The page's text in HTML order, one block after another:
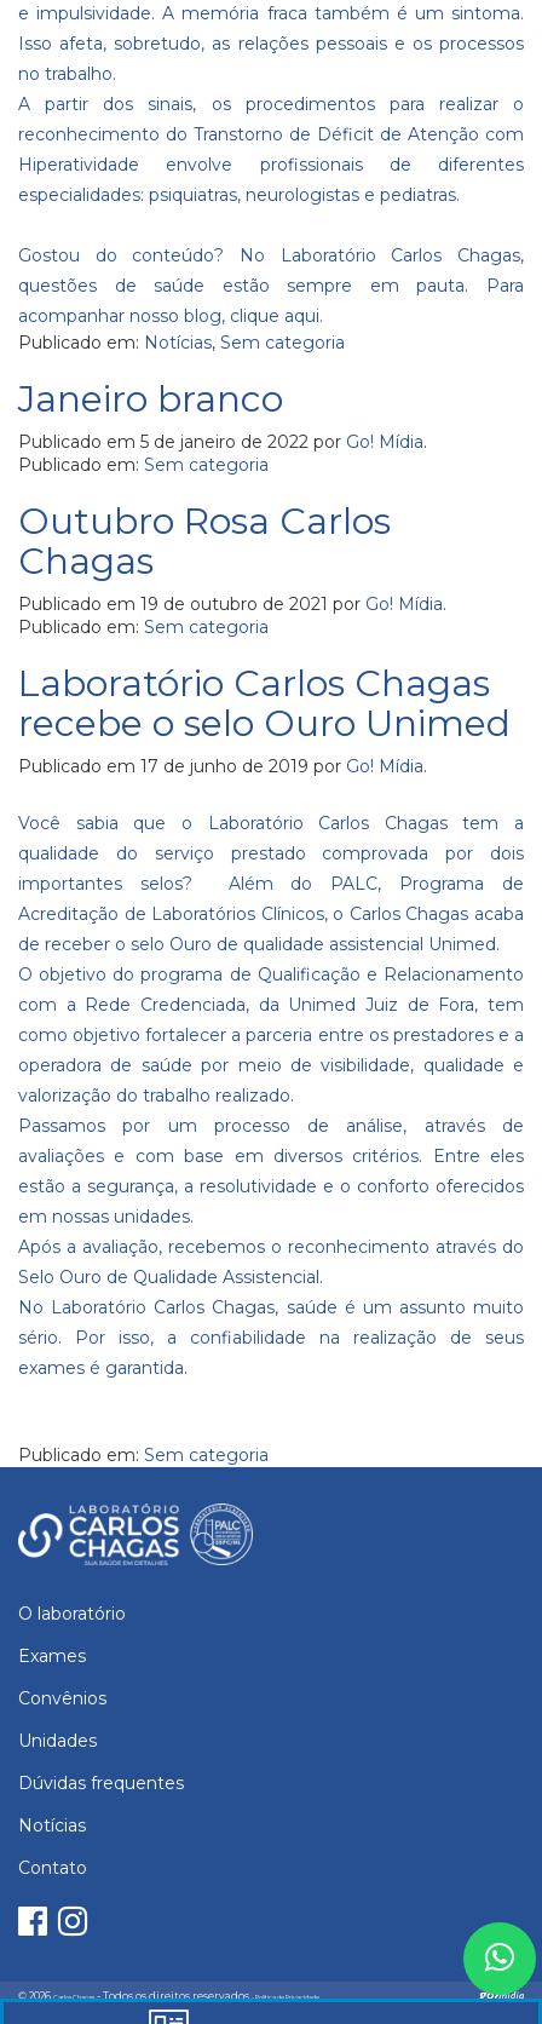
e impulsividade. A memória fraca também é um sintoma.
Isso afeta, sobretudo, as relações pessoais e os processos
no trabalho.
A partir dos sinais, os procedimentos para realizar o
reconhecimento do Transtorno de Déficit de Atenção com
Hiperatividade envolve profissionais de diferentes
especialidades: psiquiatras, neurologistas e pediatras.
Gostou do conteúdo? No Laboratório Carlos Chagas,
questões de saúde estão sempre em pauta. Para
acompanhar nosso blog, clique aqui.
Publicado em: Notícias, Sem categoria
Janeiro branco
Publicado em 5 de janeiro de 2022 por Go! Mídia.
Publicado em: Sem categoria
Outubro Rosa Carlos
Chagas
Publicado em 19 de outubro de 2021 por Go! Mídia.
Publicado em: Sem categoria
Laboratório Carlos Chagas
recebe o selo Ouro Unimed
Publicado em 17 de junho de 2019 por Go! Mídia.
Você sabia que o Laboratório Carlos Chagas tem a
qualidade do serviço prestado comprovada por dois
importantes selos? Além do PALC, Programa de
Acreditação de Laboratórios Clínicos, o Carlos Chagas acaba
de receber o selo Ouro de qualidade assistencial Unimed.
O objetivo do programa de Qualificação e Relacionamento
com a Rede Credenciada, da Unimed Juiz de Fora, tem
como objetivo fortalecer a parceria entre os prestadores e a
operadora de saúde por meio de visibilidade, qualidade e
valorização do trabalho realizado.
Passamos por um processo de análise, através de
avaliações e com base em diversos critérios. Entre eles
estão a segurança, a resolutividade e o conforto oferecidos
em nossas unidades.
Após a avaliação, recebemos o reconhecimento através do
Selo Ouro de Qualidade Assistencial.
No Laboratório Carlos Chagas, saúde é um assunto muito
sério. Por isso, a confiabilidade na realização de seus
exames é garantida.
Publicado em: Sem categoria
O laboratório
Exames
Convênios
Unidades
Dúvidas frequentes
Notícias
Contato
© 2026 Carlos Chagas - Todos os direitos reservados - Política de Privacidade